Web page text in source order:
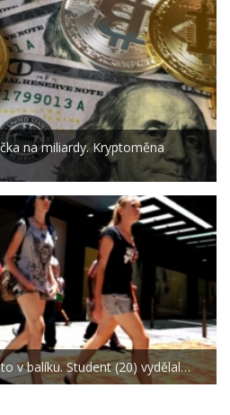
na miliardy. Kryptoměna
v balíku. Student (20) vydělal…